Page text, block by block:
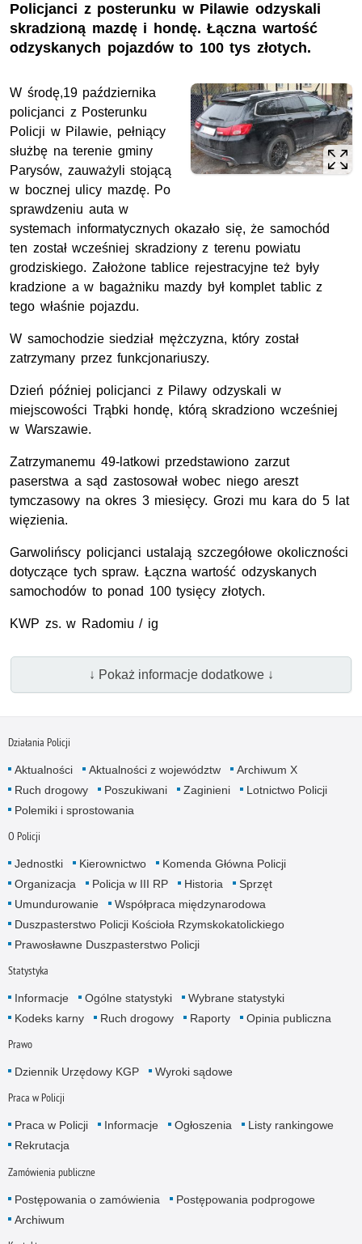
Policjanci z posterunku w Pilawie odzyskali
skradzioną mazdę i hondę. Łączna wartość
odzyskanych pojazdów to 100 tys złotych.
W środę,19 października
policjanci z Posterunku
Policji w Pilawie, pełniący
służbę na terenie gminy
Parysów, zauważyli stojącą
w bocznej ulicy mazdę. Po
sprawdzeniu auta w
systemach informatycznych okazało się, że samochód
ten został wcześniej skradziony z terenu powiatu
grodziskiego. Założone tablice rejestracyjne też były
kradzione a w bagażniku mazdy był komplet tablic z
tego właśnie pojazdu.
W samochodzie siedział mężczyzna, który został
zatrzymany przez funkcjonariuszy.
Dzień później policjanci z Pilawy odzyskali w
miejscowości Trąbki hondę, którą skradziono wcześniej
w Warszawie.
Zatrzymanemu 49-latkowi przedstawiono zarzut
paserstwa a sąd zastosował wobec niego areszt
tymczasowy na okres 3 miesięcy. Grozi mu kara do 5 lat
więzienia.
Garwolińscy policjanci ustalają szczegółowe okoliczności
dotyczące tych spraw. Łączna wartość odzyskanych
samochodów to ponad 100 tysięcy złotych.
KWP zs. w Radomiu / ig
↓ Pokaż informacje dodatkowe ↓
Działania Policji
Aktualności Aktualności z województw
Archiwum X
Ruch drogowy
Poszukiwani Zaginieni
Lotnictwo Policji
Polemiki i sprostowania
O Policji
Jednostki Kierownictwo
Komenda Główna Policji
Organizacja
Policja w III RP Historia
Sprzęt
Umundurowanie
Współpraca międzynarodowa
Duszpasterstwo Policji Kościoła Rzymskokatolickiego
Prawosławne Duszpasterstwo Policji
Statystyka
Informacje Ogólne statystyki
Wybrane statystyki
Kodeks karny
Ruch drogowy Raporty Opinia publiczna
Prawo
Dziennik Urzędowy KGP Wyroki sądowe
Praca w Policji
Praca w Policji Informacje Ogłoszenia
Listy rankingowe
Rekrutacja
Zamówienia publiczne
Postępowania o zamówienia
Postępowania podprogowe
Archiwum